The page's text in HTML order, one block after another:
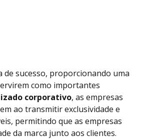
de sucesso, proporcionando uma
como importantes
corporativo, as empresas
ao transmitir exclusividade e
permitindo que as empresas
da marca junto aos clientes.